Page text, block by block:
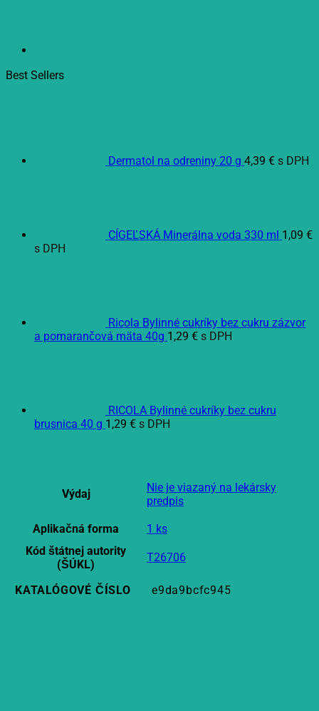
Best Sellers
Dermatol na odreniny 20 g 4,39 € s DPH
CÍGEĽSKÁ Minerálna voda 330 ml 1,09 €
s DPH
Ricola Bylinné cukríky bez cukru zázvor
a pomarančová mäta 40g 1,29 € s DPH
RICOLA Bylinné cukríky bez cukru
brusnica 40 g 1,29 € s DPH
Výdaj
Nie je viazaný na lekársky
predpis
Aplikačná forma
1 ks
Kód štátnej autority
(ŠÚKL)
T26706
KATALÓGOVÉ ČÍSLO e9da9bcfc945